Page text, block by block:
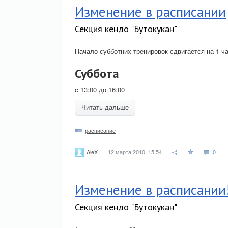
Изменение в расписании
Секция кендо "Бутокукан"
Начало субботних тренировок сдвигается на 1
Суббота
c 13:00 до 16:00
Читать дальше
расписание
AleX 12 марта 2010, 15:54 0
Изменение в
Секция кендо "Бутокукан"